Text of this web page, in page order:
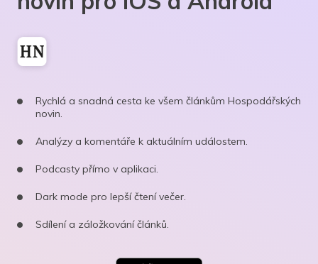
Rychlá a snadná cesta ke všem článkům Hospodářských
novin.
Analýzy a komentáře k aktuálním událostem.
Podcasty přímo v aplikaci.
Dark mode pro lepší čtení večer.
Sdílení a záložkování článků.